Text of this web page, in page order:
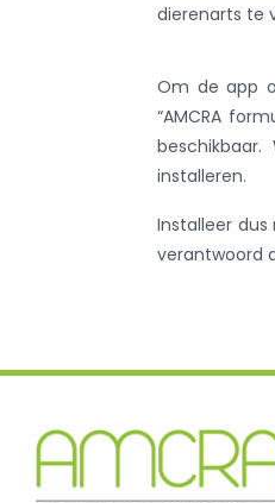
dierenarts te
Om de app
“AMCRA
installeren.
Installeer
verantwoord